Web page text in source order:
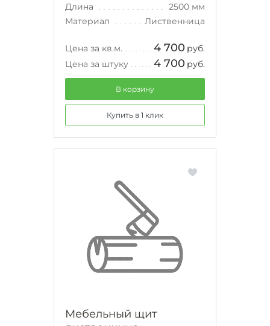
Длина
2500 мм
Материал
Лиственница
Цена за кв.м. 4 700 руб.
Цена за штуку
4 700 руб.
В корзину
Купить в 1 клик
Мебельный щит